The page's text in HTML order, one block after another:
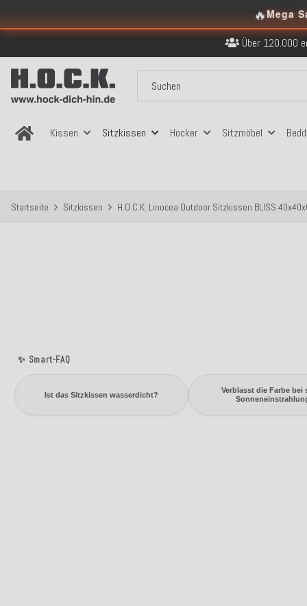
🔥Mega
Kostenloser Versand
Über 120.000
Sicher
Kostenloser Versand
Kissen
Sitzkissen Hocker Sitzmöbel
Startseite Sitzkissen H.O.C.K. Linocea Outdoor Sitzkissen BLISS
✨ Smart-FAQ
Ist das Sitzkissen wasserdicht?
Verblasst die Farbe bei